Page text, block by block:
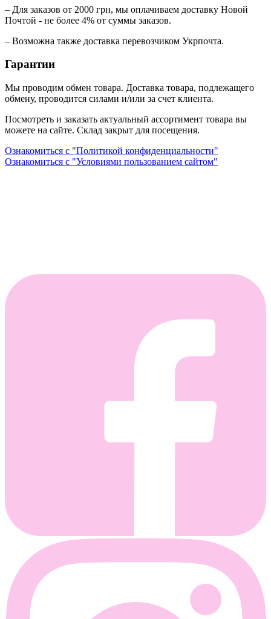
– Для заказов от 2000 грн, мы оплачиваем доставку Новой
Почтой - не более 4% от суммы заказов.
– Возможна также доставка перевозчиком Укрпочта.
Гарантии
Мы проводим обмен товара. Доставка товара, подлежащего
обмену, проводится силами и/или за счет клиента.
Посмотреть и заказать актуальный ассортимент товара вы
можете на сайте. Склад закрыт для посещения.
Ознакомиться с "Политикой конфиденциальности"
Ознакомиться с "Условиями пользованием сайтом"